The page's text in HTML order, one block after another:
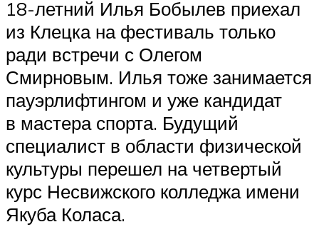
18-летний Илья Бобылев приехал
из Клецка на фестиваль только
ради встречи с Олегом
Смирновым. Илья тоже занимается
пауэрлифтингом и уже кандидат
в мастера спорта. Будущий
специалист в области физической
культуры перешел на четвертый
курс Несвижского колледжа имени
Якуба Коласа.